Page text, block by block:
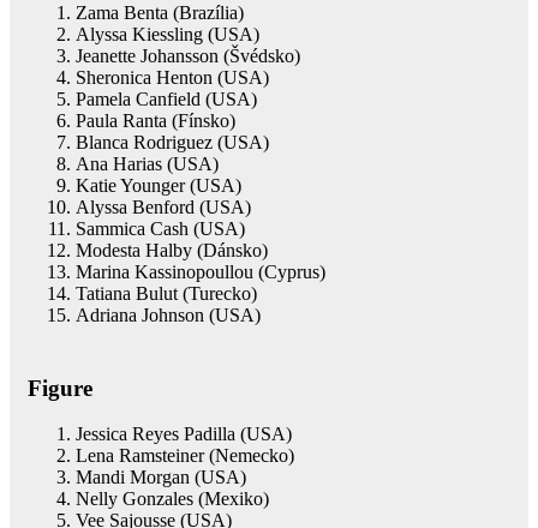
Zama Benta (Brazília)
Alyssa Kiessling (USA)
Jeanette Johansson (Švédsko)
Sheronica Henton (USA)
Pamela Canfield (USA)
Paula Ranta (Fínsko)
Blanca Rodriguez (USA)
Ana Harias (USA)
Katie Younger (USA)
Alyssa Benford (USA)
Sammica Cash (USA)
Modesta Halby (Dánsko)
Marina Kassinopoullou (Cyprus)
Tatiana Bulut (Turecko)
Adriana Johnson (USA)
Figure
Jessica Reyes Padilla (USA)
Lena Ramsteiner (Nemecko)
Mandi Morgan (USA)
Nelly Gonzales (Mexiko)
Vee Sajousse (USA)